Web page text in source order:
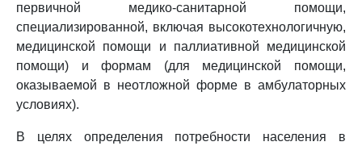
первичной медико-санитарной помощи,
специализированной, включая высокотехнологичную,
медицинской помощи и паллиативной медицинской
помощи) и формам (для медицинской помощи,
оказываемой в неотложной форме в амбулаторных
условиях).
В целях определения потребности населения в